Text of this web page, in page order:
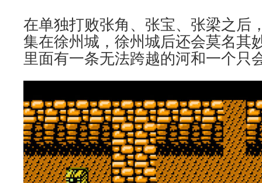
在单独打败张角、张宝、张梁之后
集在徐州城，徐州城后还会莫名其
里面有一条无法跨越的河和一个只